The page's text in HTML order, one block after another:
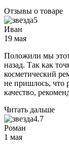
Отзывы о товаре
5
Иван
19 мая
Положили мы этот
назад. Так как
косметический
не пришлось, что
качество,
Читать дальше
4.7
Роман
1 мая